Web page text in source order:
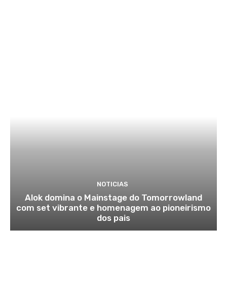
NOTICIAS
Alok domina o Mainstage do Tomorrowland
com set vibrante e homenagem ao pioneirismo
dos pais